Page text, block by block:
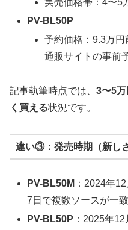
実売価格帯：4〜5
PV-BL50P
予約価格：9.3万円
通販サイトの事前
記事執筆時点では、 3〜5
く買える状況です。
違い③：発売時期（新しさ
PV-BL50M ：2024年
7日で複数ソースが一致
PV-BL50P ：2025年